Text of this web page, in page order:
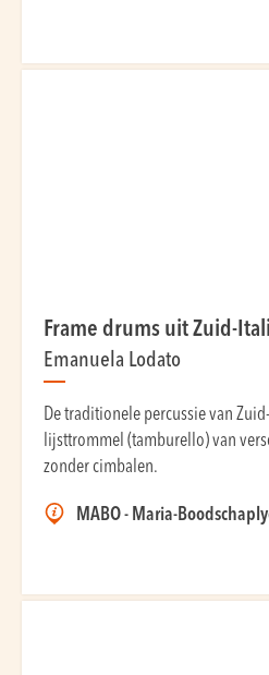
Frame drums uit Zuid-
Emanuela Lodato
De traditionele percussie van
lijsttrommel (tamburello) van
zonder cimbalen.
MABO - Maria-